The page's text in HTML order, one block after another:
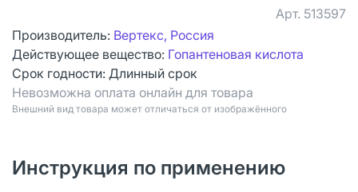
Арт. 513597
Производитель: Вертекс, Россия
Действующее вещество: Гопантеновая кислота
Срок годности: Длинный срок
Невозможна оплата онлайн для товара
Bнешний вид товара может отличаться от изображённого
Инструкция по применению